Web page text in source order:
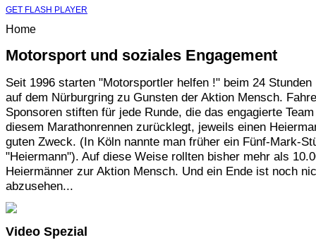
GET FLASH PLAYER
Home
Motorsport und soziales Engagement
Seit 1996 starten "Motorsportler helfen !" beim 24 Stunden
auf dem Nürburgring zu Gunsten der Aktion Mensch.
Sponsoren stiften für jede Runde, die das engagierte
diesem Marathonrennen zurücklegt, jeweils einen
guten Zweck. (In Köln nannte man früher ein Fünf-Mark-
"Heiermann"). Auf diese Weise rollten bisher mehr als
Heiermänner zur Aktion Mensch. Und ein Ende ist noch
abzusehen...
Video Spezial